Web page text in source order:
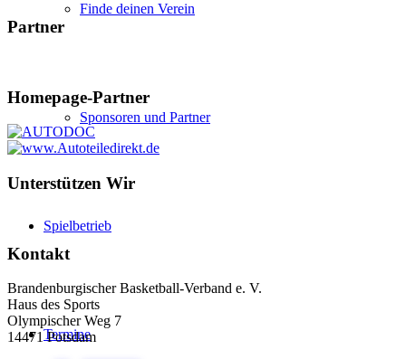
Finde deinen Verein
Sponsoren und Partner
Spielbetrieb
Termine
Partner
Homepage-Partner
Unterstützen Wir
Kontakt
Brandenburgischer Basketball-Verband e. V.
Haus des Sports
Olympischer Weg 7
14471 Potsdam